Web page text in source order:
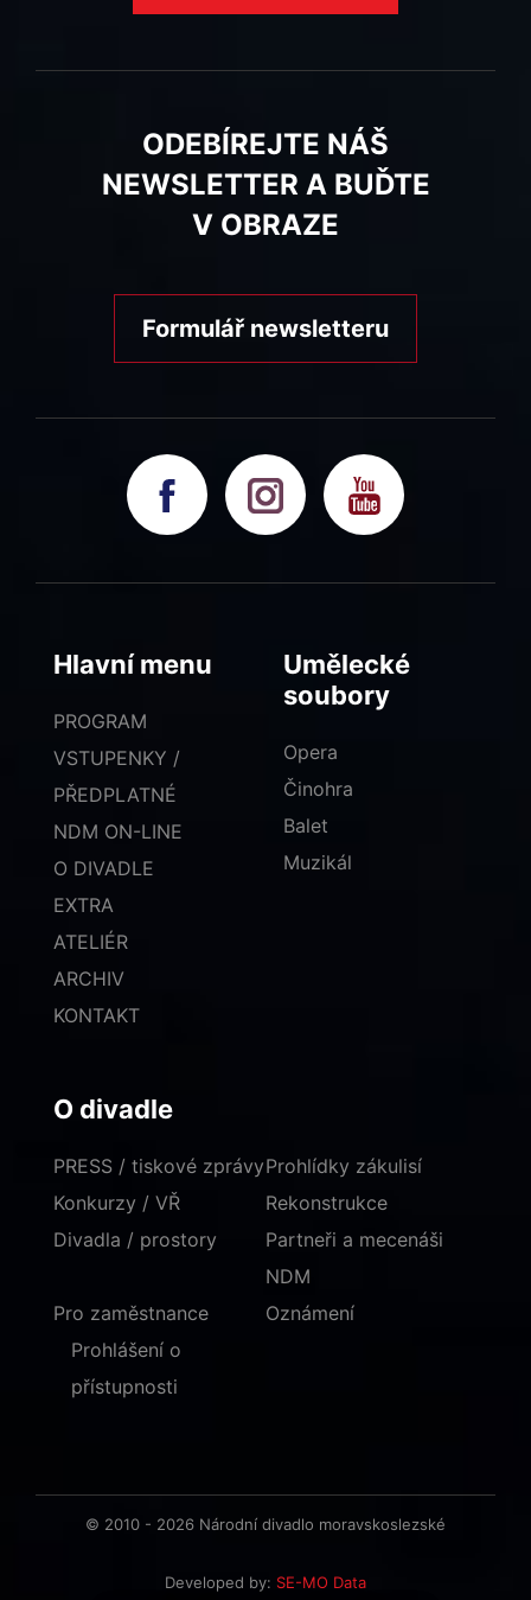
ODEBÍREJTE NÁŠ
NEWSLETTER A BUĎTE
V OBRAZE
Formulář newsletteru
Hlavní menu
PROGRAM
VSTUPENKY /
PŘEDPLATNÉ
NDM ON-LINE
O DIVADLE
EXTRA
ATELIÉR
ARCHIV
KONTAKT
Umělecké
soubory
Opera
Činohra
Balet
Muzikál
O divadle
PRESS / tiskové zprávy
Konkurzy / VŘ
Divadla / prostory
Prohlídky zákulisí
Rekonstrukce
Partneři a mecenáši
NDM
Pro zaměstnance
Oznámení
Prohlášení o
přístupnosti
© 2010 - 2026 Národní divadlo moravskoslezské
Developed by: SE-MO Data